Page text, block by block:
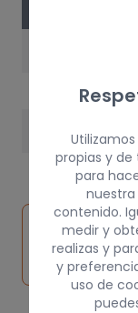
Inspeccionar
vehículo de
origen
propias y de
para
nuestra
contenido.
medir y
realizas y
y
uso de